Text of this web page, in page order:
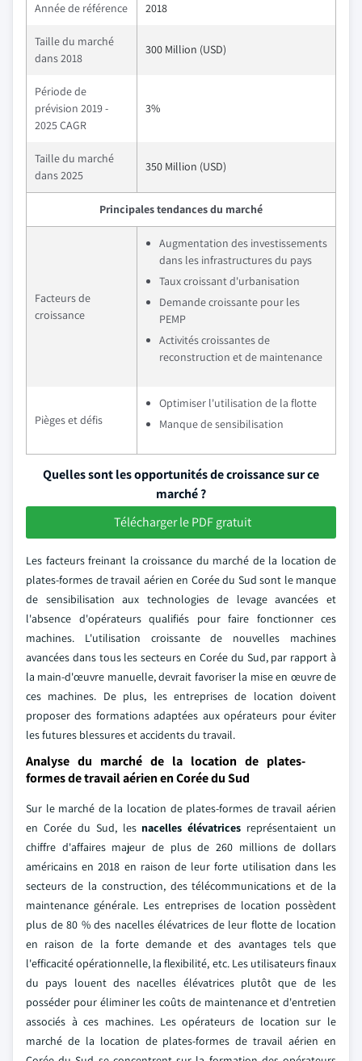
Année de référence 2018
Taille du marché
dans 2018
300 Million (USD)
Période de
prévision 2019 -
2025 CAGR
3%
Taille du marché
dans 2025
350 Million (USD)
Principales tendances du marché
Facteurs de
croissance
Augmentation des investissements
dans les infrastructures du pays
Taux croissant d'urbanisation
Demande croissante pour les
PEMP
Activités croissantes de
reconstruction et de maintenance
Pièges et défis
Optimiser l'utilisation de la flotte
Manque de sensibilisation
Quelles sont les opportunités de croissance sur ce
marché ?
Télécharger le PDF gratuit
Les facteurs freinant la croissance du marché de la location de
plates-formes de travail aérien en Corée du Sud sont le manque
de sensibilisation aux technologies de levage avancées et
l'absence d'opérateurs qualifiés pour faire fonctionner ces
machines. L'utilisation croissante de nouvelles machines
avancées dans tous les secteurs en Corée du Sud, par rapport à
la main-d'œuvre manuelle, devrait favoriser la mise en œuvre de
ces machines. De plus, les entreprises de location doivent
proposer des formations adaptées aux opérateurs pour éviter
les futures blessures et accidents du travail.
Analyse du marché de la location de plates-
formes de travail aérien en Corée du Sud
Sur le marché de la location de plates-formes de travail aérien
en Corée du Sud, les nacelles élévatrices représentaient un
chiffre d'affaires majeur de plus de 260 millions de dollars
américains en 2018 en raison de leur forte utilisation dans les
secteurs de la construction, des télécommunications et de la
maintenance générale. Les entreprises de location possèdent
plus de 80 % des nacelles élévatrices de leur flotte de location
en raison de la forte demande et des avantages tels que
l'efficacité opérationnelle, la flexibilité, etc. Les utilisateurs finaux
du pays louent des nacelles élévatrices plutôt que de les
posséder pour éliminer les coûts de maintenance et d'entretien
associés à ces machines. Les opérateurs de location sur le
marché de la location de plates-formes de travail aérien en